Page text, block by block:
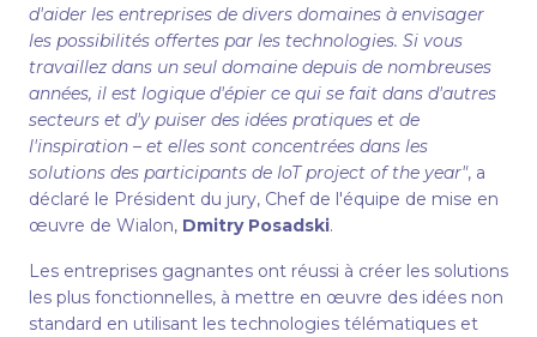
d'aider les entreprises de divers domaines à envisager
les possibilités offertes par les technologies. Si vous
travaillez dans un seul domaine depuis de nombreuses
années, il est logique d'épier ce qui se fait dans d'autres
secteurs et d'y puiser des idées pratiques et de
l'inspiration – et elles sont concentrées dans les
solutions des participants de IoT project of the year", a
déclaré le Président du jury, Chef de l'équipe de mise en
œuvre de Wialon, Dmitry Posadski.
Les entreprises gagnantes ont réussi à créer les solutions
les plus fonctionnelles, à mettre en œuvre des idées non
standard en utilisant les technologies télématiques et